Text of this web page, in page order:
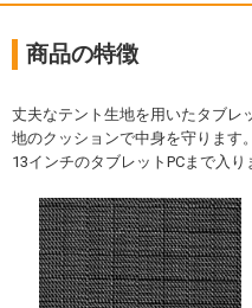
商品の特徴
丈夫なテント生地を用いたタブレ
地のクッションで中身を守ります。
13インチのタブレットPCまで入り